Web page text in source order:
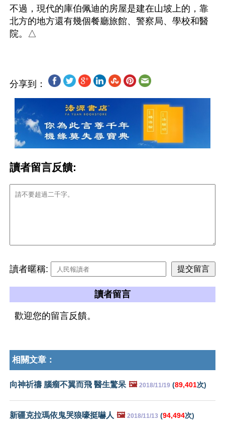
不過，現代的庫伯佩迪的房屋是建在山坡上的，靠
北方的地方還有幾個餐廳旅館、警察局、學校和醫
分享到：
讀者留言反饋:
讀者暱稱:
讀者留言
歡迎您的留言反饋。
相關文章：
向神祈禱 腦瘤不翼而飛 醫生驚呆 🖼️ 2018/11/19 (89,401次)
新疆克拉瑪依鬼哭狼嚎挺嚇人 🖼️ 2018/11/13 (94,494次)